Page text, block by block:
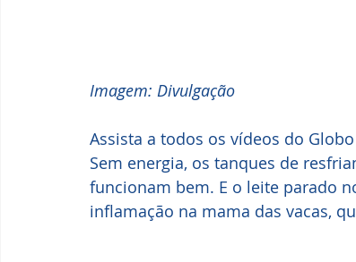
Imagem: Divulgação
Assista a todos os vídeos do
Sem energia, os tanques de
funcionam bem. E o leite parado
inflamação na mama das vacas,